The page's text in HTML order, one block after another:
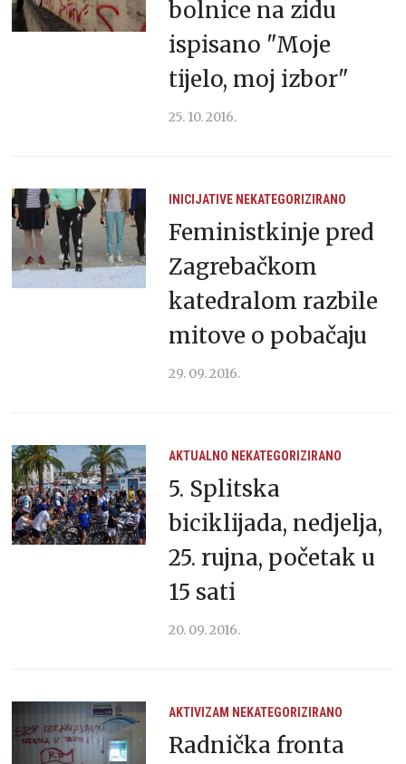
bolnice na zidu
ispisano "Moje
tijelo, moj izbor"
25. 10. 2016.
INICIJATIVE NEKATEGORIZIRANO
Feministkinje pred
Zagrebačkom
katedralom razbile
mitove o pobačaju
29. 09. 2016.
AKTUALNO NEKATEGORIZIRANO
5. Splitska
biciklijada, nedjelja,
25. rujna, početak u
15 sati
20. 09. 2016.
AKTIVIZAM NEKATEGORIZIRANO
Radnička fronta